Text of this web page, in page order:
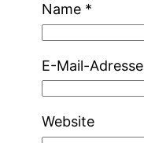
Name *
E-Mail-Adresse
Website